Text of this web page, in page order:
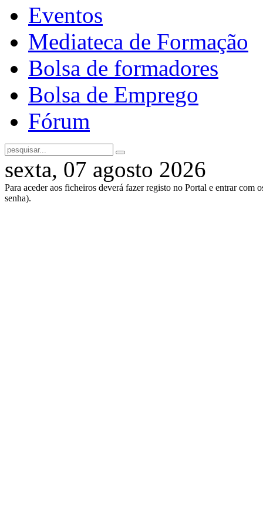
Eventos
Mediateca de Formação
Bolsa de formadores
Bolsa de Emprego
Fórum
sexta, 07 agosto 2026
Para aceder aos ficheiros deverá fazer registo no Portal e entrar com
senha).